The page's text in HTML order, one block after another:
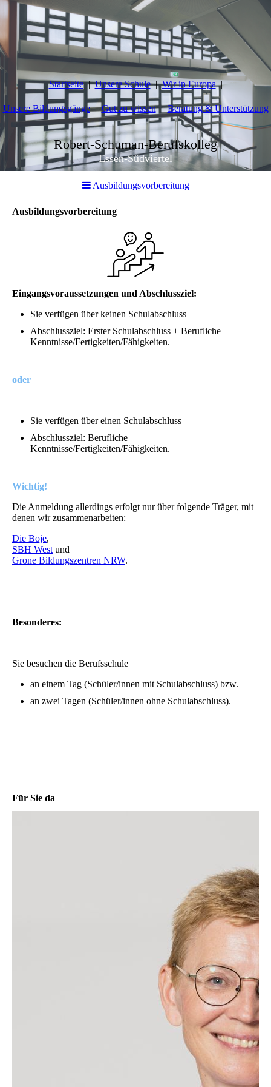
Startseite Unsere Schule Wir in Europa
Unsere Bildungsgänge Gut zu wissen Beratung & Unterstützung
Robert-Schuman-Berufskolleg
Essen-Südviertel
Ausbildungsvorbereitung
Ausbildungsvorbereitung
Eingangsvoraussetzungen und Abschlussziel:
Sie verfügen über keinen Schulabschluss
Abschlussziel: Erster Schulabschluss + Berufliche
Kenntnisse/Fertigkeiten/Fähigkeiten.
oder
Sie verfügen über einen Schulabschluss
Abschlussziel: Berufliche
Kenntnisse/Fertigkeiten/Fähigkeiten.
Wichtig!
Die Anmeldung allerdings erfolgt nur über folgende Träger, mit
denen wir zusammenarbeiten:
Die Boje,
SBH West und
Grone Bildungszentren NRW.
Besonderes:
Sie besuchen die Berufsschule
an einem Tag (Schüler/innen mit Schulabschluss) bzw.
an zwei Tagen (Schüler/innen ohne Schulabschluss).
Für Sie da